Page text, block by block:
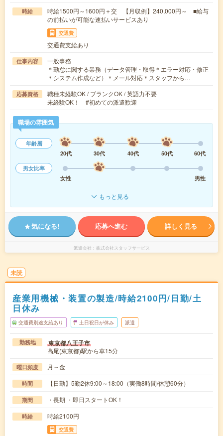
時給
時給1500円～1600円＋交 【月収例】240,000円～ ■給与
の前払いが可能な速払いサービスあり
交通費
交通費支給あり
仕事内容
一般事務
＊勤怠に関する業務（データ管理・取得＊エラー対応・修正
＊システム作成など）＊メール対応＊スタッフから…
応募資格
職種未経験OK / ブランクOK / 英語力不要
未経験OK！ #初めての派遣歓迎
職場の雰囲気
年齢層
20代
30代 40代 50代
60代
男女比率
女性
男性
もっと見る
気になる! 応募へ進む 詳しく見る
派遣会社 株式会社スタッフサービス
未読
産業用機械・装置の製造/時給2100円/日勤/土
日休み
交通費別途支給あり 土日祝日が休み 派遣
勤務地 東京都八王子市
高尾(東京都)駅から車15分
曜日頻度 月～金
時間 【日勤】5勤2休9:00～18:00（実働8時間/休憩60分）
期間 ・長期 ・即日スタートOK！
時給 時給2100円
交通費